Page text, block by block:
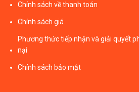
Chính sách về thanh toán
Chính sách giá
Phương thức tiếp nhận và giải quyết
nại
Chính sách bảo mật